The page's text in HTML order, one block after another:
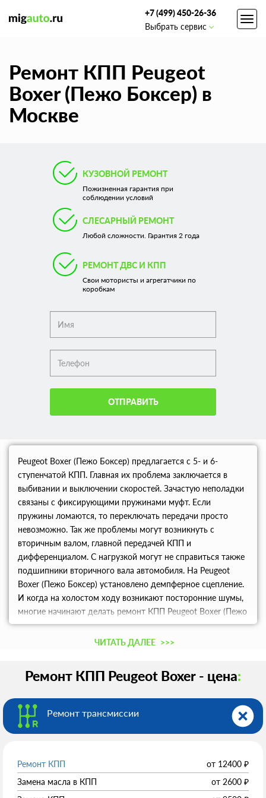
+7 (499) 450-26-36
Выбрать сервис
Ремонт КПП Peugeot
Boxer (Пежо Боксер) в
Москве
КУЗОВНОЙ РЕМОНТ
Пожизненная гарантия при
соблюдении условий
СЛЕСАРНЫЙ РЕМОНТ
Любой сложности. Гарантия 2 года
РЕМОНТ ДВС И КПП
Свои мотористы и агрегатчики по
коробкам
ОТПРАВИТЬ
Peugeot Boxer (Пежо Боксер) предлагается с 5- и 6-
ступенчатой КПП. Главная их проблема заключается в
выбивании и выключении скоростей. Зачастую неполадки
связаны с фиксирующими пружинами муфт. Если
пружины ломаются, то переключать передачи просто
невозможно. Так же проблемы могут возникнуть с
вторичным валом, главной передачей КПП и
дифференциалом. С нагрузкой могут не справиться также
подшипники вторичного вала автомобиля. На Peugeot
Boxer (Пежо Боксер) установлено демпферное сцепление.
И когда на холостом ходу возникают посторонние шумы,
многие начинают делать ремонт КПП Peugeot Boxer (Пежо
Боксер), забывая про сам демпфер. Поэтому очень важно
установить правильный диагноз. При возникновение
недостаточно коробка может быстро выйти из строя.
стоит доверять только профессионалам своего дела,
иначе можно неправильно определить неполадку и в
результате навредить еще больше. Обслуживание коробки
Для ремонта коробки передач требуется достаточно
пространства и наличие смотровой ямы, что есть в нашем
сервисе. Именно опытный мастер может определить,
ЧИТАТЬ ДАЛЕЕ >>>
Ремонт КПП Peugeot Boxer - цена:
Ремонт трансмиссии
Ремонт КПП от 12400 ₽
Замена масла в КПП
от 2600 ₽